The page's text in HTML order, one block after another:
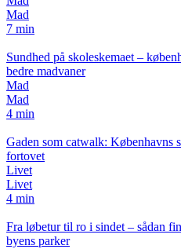
Mad
7 min
Sundhed på skoleskemaet –
bedre madvaner
Mad
Mad
4 min
Gaden som catwalk: Københavns
fortovet
Livet
Livet
4 min
Fra løbetur til ro i sindet – sådan
byens parker